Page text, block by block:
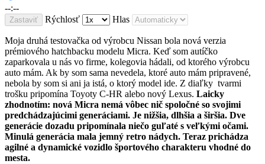
--:--
Zastaviť Rýchlosť Hlas
Moja druhá testovačka od výrobcu Nissan bola nová verzia
prémiového hatchbacku modelu Micra. Keď som autíčko
zaparkovala u nás vo firme, kolegovia hádali, od ktorého výrobcu
auto mám. Ak by som sama nevedela, ktoré auto mám pripravené,
nebola by som si ani ja istá, o ktorý model ide. Z diaľky tvarmi
trošku pripomína Toyoty C-HR alebo nový Lexus. Laicky
zhodnotím: nová Micra nemá vôbec nič spoločné so svojimi
predchádzajúcimi generáciami. Je nižšia, dlhšia a širšia. Dve
generácie dozadu pripomínala niečo guľaté s veľkými očami.
Minulá generácia mala jemný retro nádych. Teraz prichádza
agilné a dynamické vozidlo športového charakteru vhodné do
mesta.